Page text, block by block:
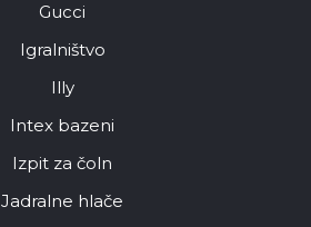
Gucci
Igralništvo
Illy
Intex bazeni
Izpit za čoln
Jadralne hlače